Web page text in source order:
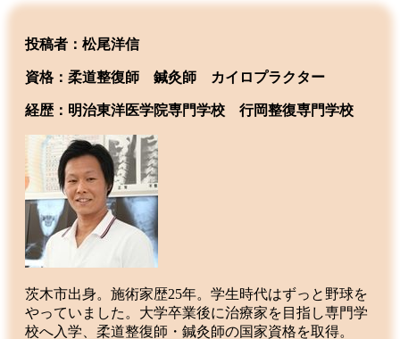
投稿者：松尾洋信
資格：柔道整復師 鍼灸師 カイロプラクター
経歴：明治東洋医学院専門学校 行岡整復専門学校
茨木市出身。施術家歴25年。学生時代はずっと野球を
やっていました。大学卒業後に治療家を目指し専門学
校へ入学、柔道整復師・鍼灸師の国家資格を取得。